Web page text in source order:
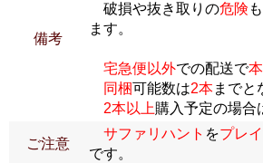
備考
破損や抜き取りの危険
ます。
宅急便以外での配送で
同梱可能数は2本までと
2本以上購入予定の場合
ご注意
サファリハント をプレイ
です。